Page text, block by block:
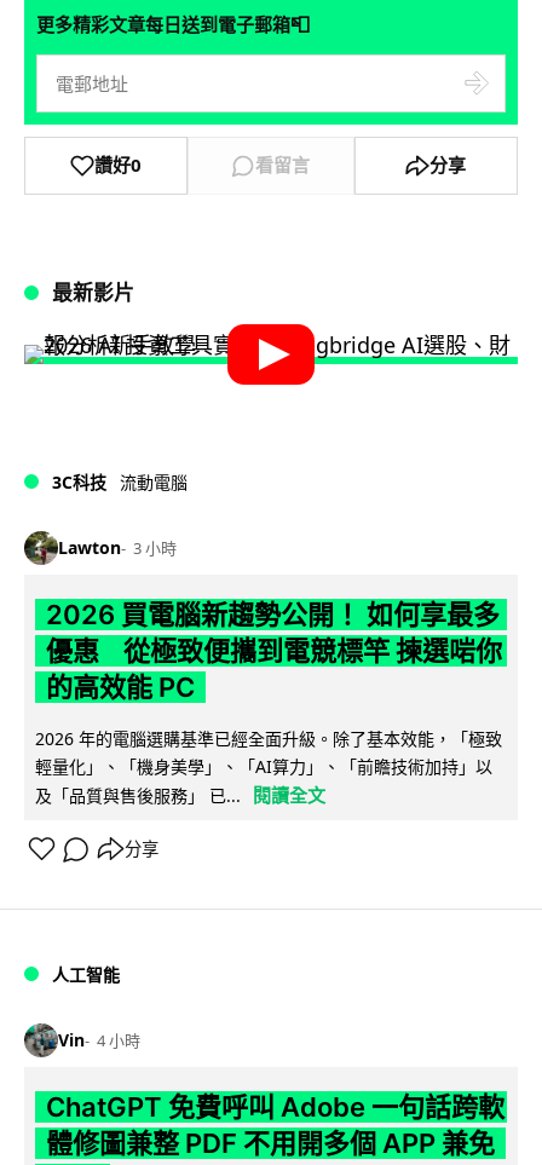
更多精彩文章每日送到電子郵箱📮
讚好0 看留言 分享
最新影片
3C科技 流動電腦
Lawton 3 小時
2026 買電腦新趨勢公開！ 如何享最多
優惠 從極致便攜到電競標竿 揀選啱你
的高效能 PC
2026 年的電腦選購基準已經全面升級。除了基本效能，「極致
輕量化」、「機身美學」、「AI算力」、「前瞻技術加持」以
及「品質與售後服務」 已...
閱讀全文
分享
人工智能
Vin 4 小時
ChatGPT 免費呼叫 Adobe 一句話跨軟
體修圖兼整 PDF 不用開多個 APP 兼免